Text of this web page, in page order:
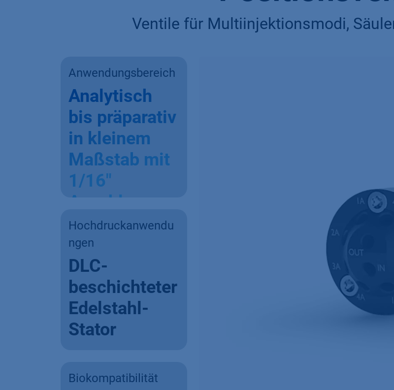
Ventile für Multiinjektionsmodi,
Anwendungsbereich
Analytisch
bis präparativ
in kleinem
Maßstab mit
1/16"
Anschluss
Hochdruckanwendu
ngen
DLC-
beschichteter
Edelstahl-
Stator
Biokompatibilität